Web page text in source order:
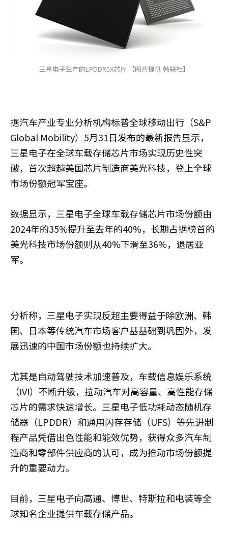
三星电子生产的LPDDR5X芯片 【图片提供 韩联社】
据汽车产业专业分析机构标普全球移动出行（S&P
Global Mobility）5月31日发布的最新报告显示，
三星电子在全球车载存储芯片市场实现历史性突
破，首次超越美国芯片制造商美光科技，登上全球
市场份额冠军宝座。
数据显示，三星电子全球车载存储芯片市场份额由
2024年的35%提升至去年的40%，长期占据榜首的
美光科技市场份额则从40%下滑至36%，退居亚
军。
分析称，三星电子实现反超主要得益于除欧洲、韩
国、日本等传统汽车市场客户基基础到巩固外，发
展迅速的中国市场份额也持续扩大。
尤其是自动驾驶技术加速普及，车载信息娱乐系统
（IVI）不断升级，拉动汽车对高容量、高性能存储
芯片的需求快速增长。三星电子低功耗动态随机存
储器（LPDDR）和通用闪存存储（UFS）等先进制
程产品凭借出色性能和能效优势，获得众多汽车制
造商和零部件供应商的认可，成为推动市场份额提
升的重要动力。
目前，三星电子向高通、博世、特斯拉和电装等全
球知名企业提供车载存储产品。